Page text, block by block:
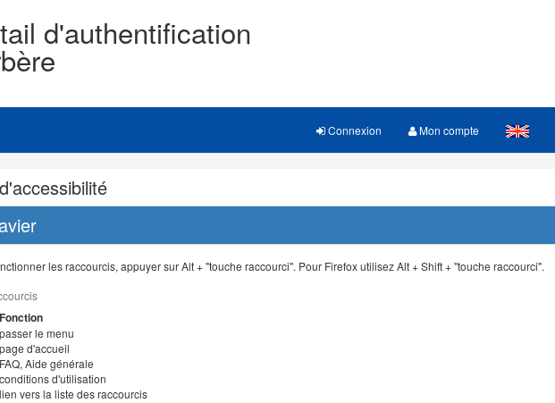
d'authentification
Connexion Mon compte
les raccourcis, appuyer sur Alt + "touche raccourci". Pour Firefox utilisez Alt + Shift + "touche raccourci".
Fonction
passer le menu
page d'accueil
FAQ, Aide générale
conditions d'utilisation
lien vers la liste des raccourcis